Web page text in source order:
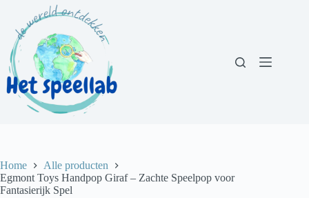
inhoud
Home
Alle producten
Egmont Toys Handpop Giraf – Zachte Speelpop voor
Fantasierijk Spel